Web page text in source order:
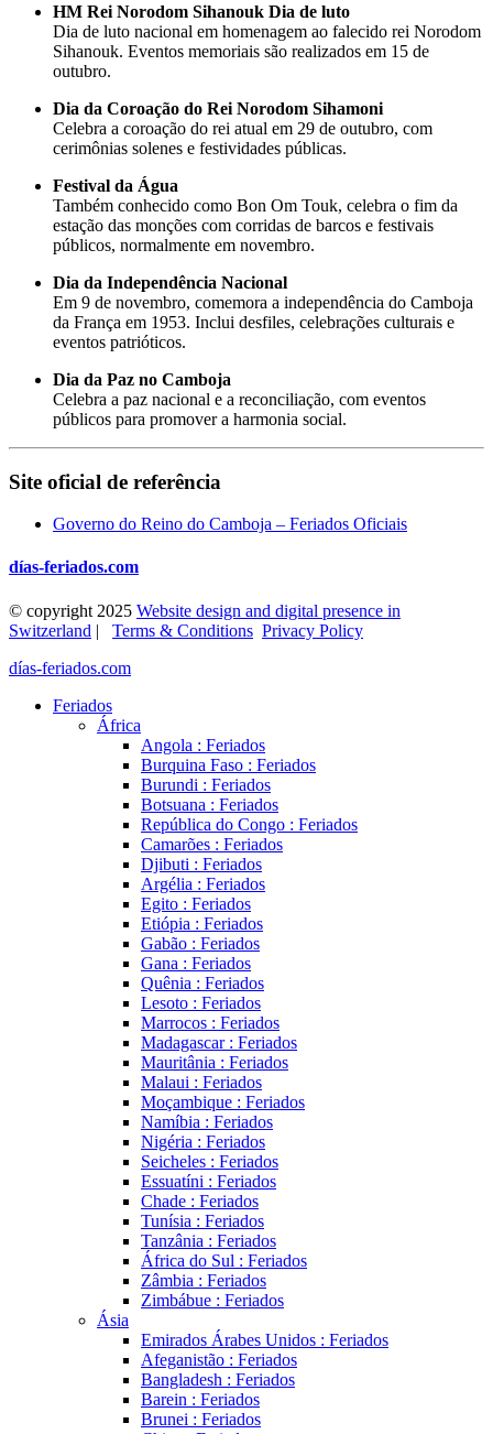
HM Rei Norodom Sihanouk Dia de luto
Dia de luto nacional em homenagem ao falecido rei Norodom
Sihanouk. Eventos memoriais são realizados em 15 de
outubro.
Dia da Coroação do Rei Norodom Sihamoni
Celebra a coroação do rei atual em 29 de outubro, com
cerimônias solenes e festividades públicas.
Festival da Água
Também conhecido como Bon Om Touk, celebra o fim da
estação das monções com corridas de barcos e festivais
públicos, normalmente em novembro.
Dia da Independência Nacional
Em 9 de novembro, comemora a independência do Camboja
da França em 1953. Inclui desfiles, celebrações culturais e
eventos patrióticos.
Dia da Paz no Camboja
Celebra a paz nacional e a reconciliação, com eventos
públicos para promover a harmonia social.
Site oficial de referência
Governo do Reino do Camboja – Feriados Oficiais
días-feriados.com
© copyright 2025 Website design and digital presence in
Switzerland | Terms & Conditions Privacy Policy
días-feriados.com
Feriados
África
Angola : Feriados
Burquina Faso : Feriados
Burundi : Feriados
Botsuana : Feriados
República do Congo : Feriados
Camarões : Feriados
Djibuti : Feriados
Argélia : Feriados
Egito : Feriados
Etiópia : Feriados
Gabão : Feriados
Gana : Feriados
Quênia : Feriados
Lesoto : Feriados
Marrocos : Feriados
Madagascar : Feriados
Mauritânia : Feriados
Malaui : Feriados
Moçambique : Feriados
Namíbia : Feriados
Nigéria : Feriados
Seicheles : Feriados
Essuatíni : Feriados
Chade : Feriados
Tunísia : Feriados
Tanzânia : Feriados
África do Sul : Feriados
Zâmbia : Feriados
Zimbábue : Feriados
Ásia
Emirados Árabes Unidos : Feriados
Afeganistão : Feriados
Bangladesh : Feriados
Barein : Feriados
Brunei : Feriados